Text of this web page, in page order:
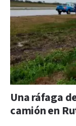
Una ráfaga
camión en